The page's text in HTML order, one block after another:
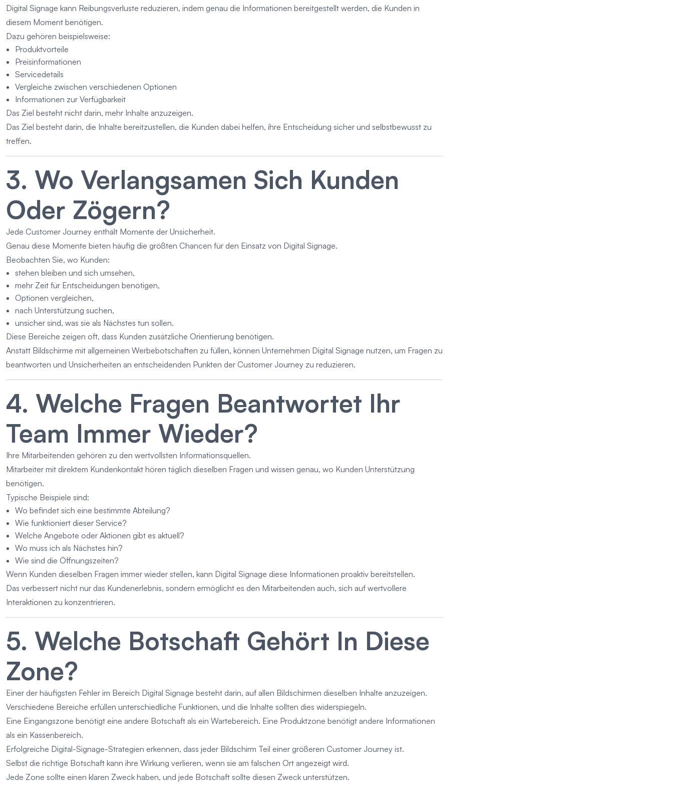
Digital Signage kann Reibungsverluste reduzieren, indem genau die Informationen bereitgestellt werden, die Kunden in
diesem Moment benötigen.
Dazu gehören beispielsweise:
Produktvorteile
Preisinformationen
Servicedetails
Vergleiche zwischen verschiedenen Optionen
Informationen zur Verfügbarkeit
Das Ziel besteht nicht darin, mehr Inhalte anzuzeigen.
Das Ziel besteht darin, die Inhalte bereitzustellen, die Kunden dabei helfen, ihre Entscheidung sicher und selbstbewusst zu
treffen.
3. Wo Verlangsamen Sich Kunden
Oder Zögern?
Jede Customer Journey enthält Momente der Unsicherheit.
Genau diese Momente bieten häufig die größten Chancen für den Einsatz von Digital Signage.
Beobachten Sie, wo Kunden:
stehen bleiben und sich umsehen,
mehr Zeit für Entscheidungen benötigen,
Optionen vergleichen,
nach Unterstützung suchen,
unsicher sind, was sie als Nächstes tun sollen.
Diese Bereiche zeigen oft, dass Kunden zusätzliche Orientierung benötigen.
Anstatt Bildschirme mit allgemeinen Werbebotschaften zu füllen, können Unternehmen Digital Signage nutzen, um Fragen zu
beantworten und Unsicherheiten an entscheidenden Punkten der Customer Journey zu reduzieren.
4. Welche Fragen Beantwortet Ihr
Team Immer Wieder?
Ihre Mitarbeitenden gehören zu den wertvollsten Informationsquellen.
Mitarbeiter mit direktem Kundenkontakt hören täglich dieselben Fragen und wissen genau, wo Kunden Unterstützung
benötigen.
Typische Beispiele sind:
Wo befindet sich eine bestimmte Abteilung?
Wie funktioniert dieser Service?
Welche Angebote oder Aktionen gibt es aktuell?
Wo muss ich als Nächstes hin?
Wie sind die Öffnungszeiten?
Wenn Kunden dieselben Fragen immer wieder stellen, kann Digital Signage diese Informationen proaktiv bereitstellen.
Das verbessert nicht nur das Kundenerlebnis, sondern ermöglicht es den Mitarbeitenden auch, sich auf wertvollere
Interaktionen zu konzentrieren.
5. Welche Botschaft Gehört In Diese
Zone?
Einer der häufigsten Fehler im Bereich Digital Signage besteht darin, auf allen Bildschirmen dieselben Inhalte anzuzeigen.
Verschiedene Bereiche erfüllen unterschiedliche Funktionen, und die Inhalte sollten dies widerspiegeln.
Eine Eingangszone benötigt eine andere Botschaft als ein Wartebereich. Eine Produktzone benötigt andere Informationen
als ein Kassenbereich.
Erfolgreiche Digital-Signage-Strategien erkennen, dass jeder Bildschirm Teil einer größeren Customer Journey ist.
Selbst die richtige Botschaft kann ihre Wirkung verlieren, wenn sie am falschen Ort angezeigt wird.
Jede Zone sollte einen klaren Zweck haben, und jede Botschaft sollte diesen Zweck unterstützen.